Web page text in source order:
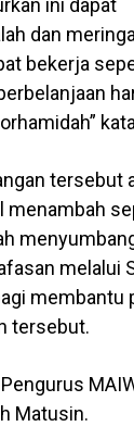
ini dapat
dan
bekerja
tersebut
melalui
membantu
tersebut.
Matusin.